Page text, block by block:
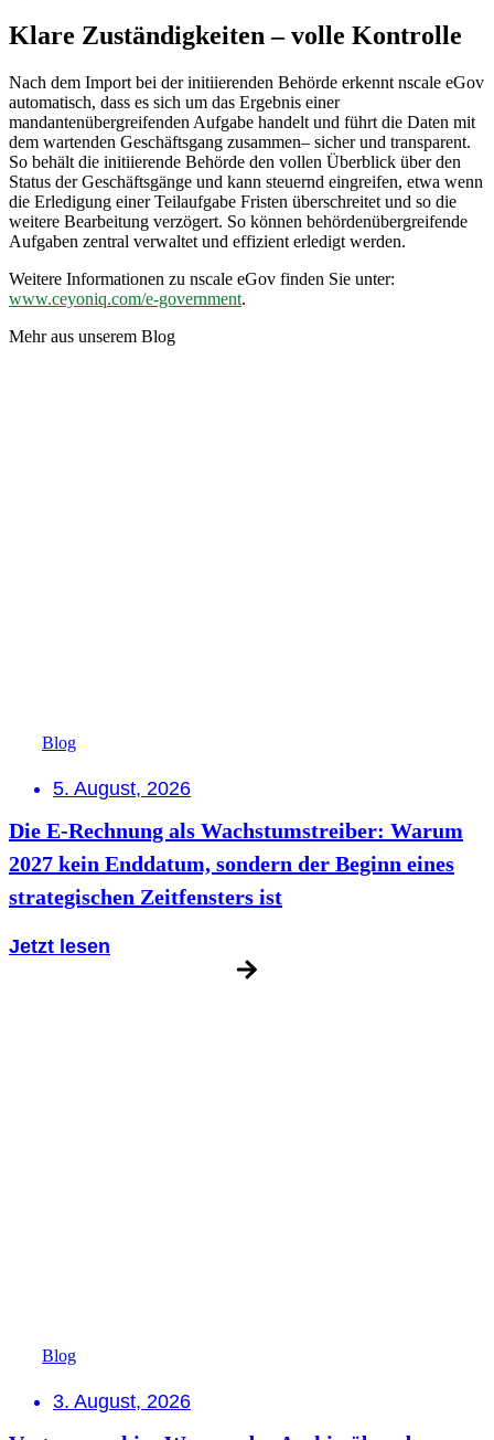
Klare Zuständigkeiten – volle Kontrolle
Nach dem Import bei der initiierenden Behörde erkennt nscale eGov
automatisch, dass es sich um das Ergebnis einer
mandantenübergreifenden Aufgabe handelt und führt die Daten mit
dem wartenden Geschäftsgang zusammen– sicher und transparent.
So behält die initiierende Behörde den vollen Überblick über den
Status der Geschäftsgänge und kann steuernd eingreifen, etwa wenn
die Erledigung einer Teilaufgabe Fristen überschreitet und so die
weitere Bearbeitung verzögert. So können behördenübergreifende
Aufgaben zentral verwaltet und effizient erledigt werden.
Weitere Informationen zu nscale eGov finden Sie unter:
www.ceyoniq.com/e-government.
Mehr aus unserem Blog
Blog
5. August, 2026
Die E-Rechnung als Wachstumstreiber: Warum
2027 kein Enddatum, sondern der Beginn eines
strategischen Zeitfensters ist
Jetzt lesen
Blog
3. August, 2026